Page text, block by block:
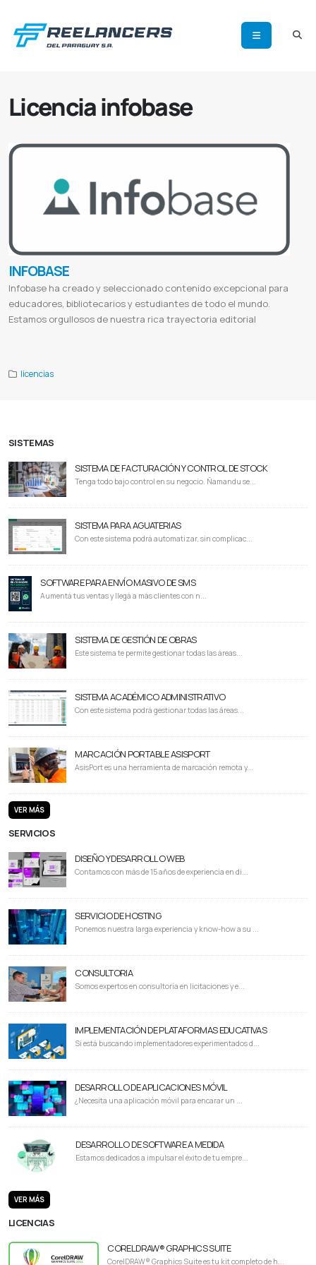
Licencia infobase
INFOBASE
Infobase ha creado y seleccionado contenido excepcional para
educadores, bibliotecarios y estudiantes de todo el mundo.
Estamos orgullosos de nuestra rica trayectoria editorial
licencias
SISTEMAS
SISTEMA DE FACTURACIÓN Y CONTROL DE STOCK
Tenga todo bajo control en su negocio. Ñamandu se...
SISTEMA PARA AGUATERIAS
Con este sistema podrá automatizar, sin complicac...
SOFTWARE PARA ENVÍO MASIVO DE SMS
Aumentá tus ventas y llegá a más clientes con n...
SISTEMA DE GESTIÓN DE OBRAS
Este sistema te permite gestionar todas las áreas...
SISTEMA ACADÉMICO ADMINISTRATIVO
Con este sistema podrá gestionar todas las áreas...
MARCACIÓN PORTABLE ASISPORT
AsisPort es una herramienta de marcación remota y...
VER MÁS
SERVICIOS
DISEÑO Y DESARROLLO WEB
Contamos con más de 15 años de experiencia en di...
SERVICIO DE HOSTING
Ponemos nuestra larga experiencia y know-how a su ...
CONSULTORIA
Somos expertos en consultoría en licitaciones y e...
IMPLEMENTACIÓN DE PLATAFORMAS EDUCATIVAS
Si está buscando implementadores experimentados d...
DESARROLLO DE APLICACIONES MÓVIL
¿Necesita una aplicación móvil para encarar un ...
DESARROLLO DE SOFTWARE A MEDIDA
Estamos dedicados a impulsar el éxito de tu empre...
VER MÁS
LICENCIAS
CORELDRAW® GRAPHICS SUITE
CorelDRAW® Graphics Suite es tu kit completo de h...